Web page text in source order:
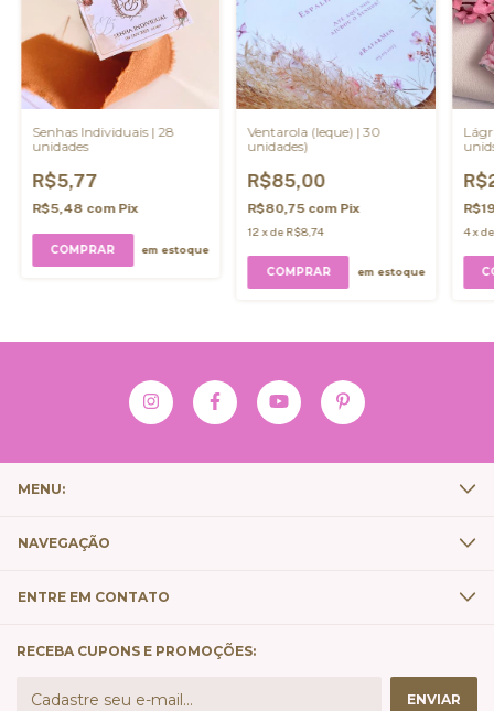
Senhas Individuais | 28
unidades
R$5,77
R$5,48 com Pix
em estoque
Ventarola (leque) | 30
unidades)
R$85,00
R$80,75 com Pix
12 xdeR$8,74
COMPRAR em estoque
4 x
MENU:
NAVEGAÇÃO
ENTRE EM CONTATO
RECEBA CUPONS E PROMOÇÕES: